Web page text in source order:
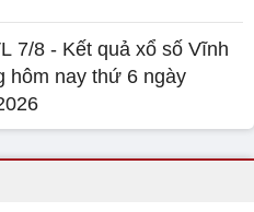
7/8 - Kết quả xổ số Vĩnh
hôm nay thứ 6 ngày